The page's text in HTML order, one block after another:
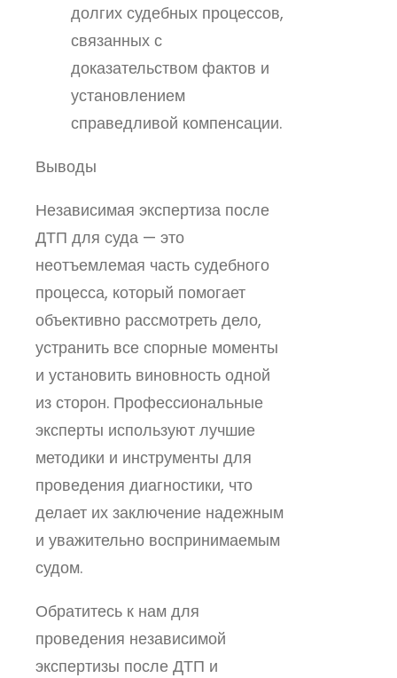
долгих судебных процессов,
связанных с
доказательством фактов и
установлением
справедливой компенсации.
Выводы
Независимая экспертиза после
ДТП для суда — это
неотъемлемая часть судебного
процесса, который помогает
объективно рассмотреть дело,
устранить все спорные моменты
и установить виновность одной
из сторон. Профессиональные
эксперты используют лучшие
методики и инструменты для
проведения диагностики, что
делает их заключение надежным
и уважительно воспринимаемым
судом.
Обратитесь к нам для
проведения независимой
экспертизы после ДТП и